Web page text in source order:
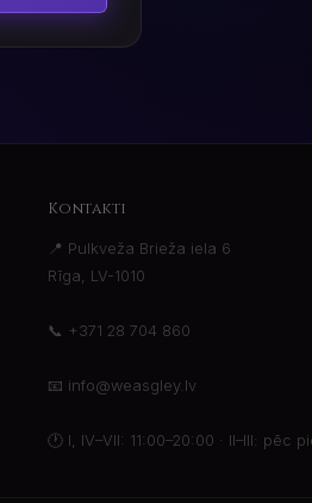
Kontakti
📍 Pulkveža Brieža iela 6
Rīga, LV-1010
📞 +371 28 704 860
📧 info@weasgley.lv
🕐 I, IV–VII: 11:00–20:00 · II–III: pēc